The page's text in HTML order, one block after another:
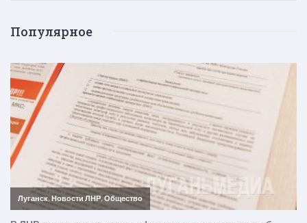
Популярное